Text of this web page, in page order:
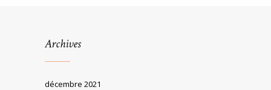
Archives
décembre 2021